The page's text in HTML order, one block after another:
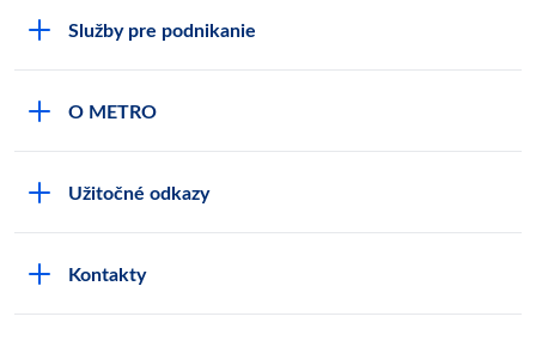
Služby pre podnikanie
Track & trace
O METRO
Užitočné odkazy
Kontakty